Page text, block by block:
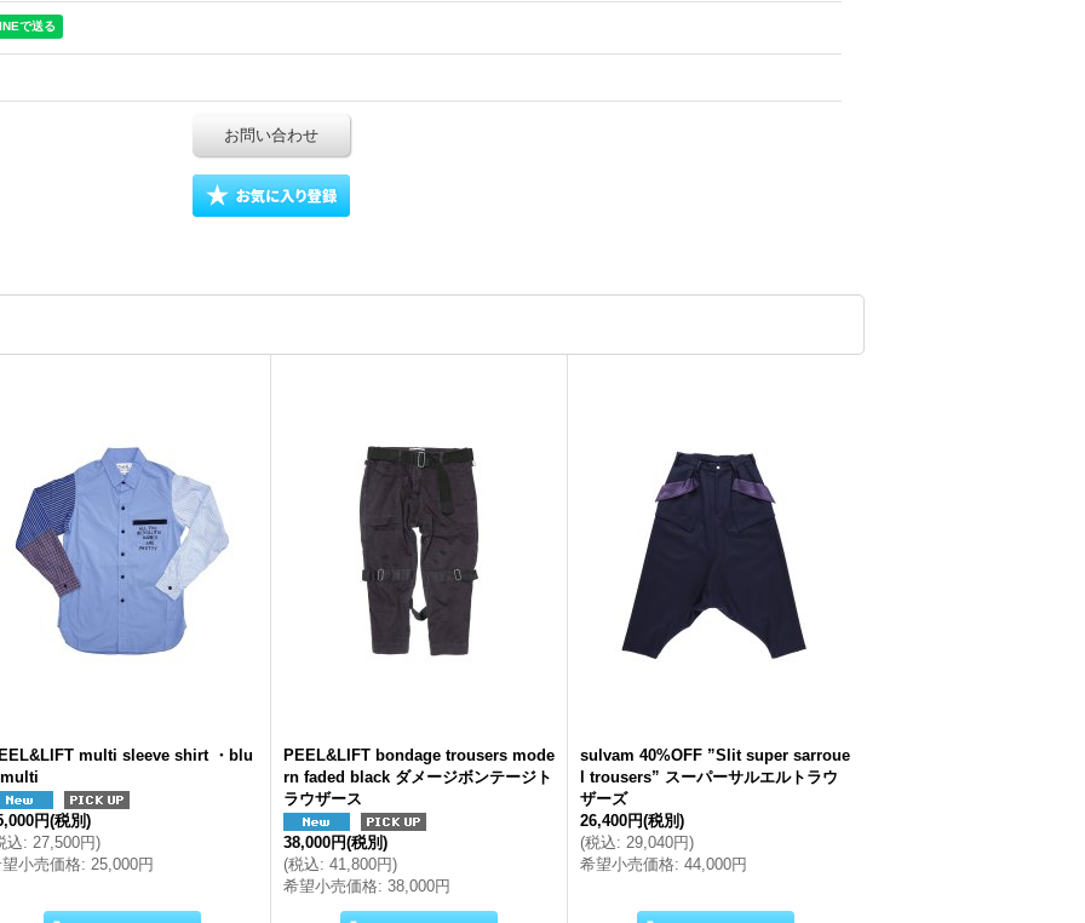
お問い合わせ
multi sleeve shirt ・blu
円(税別)
込: 27,500円)
小売価格: 25,000円
PEEL&LIFT bondage trousers mode
rn faded black ダメージボンテージト
ラウザース
38,000円(税別)
(税込: 41,800円)
希望小売価格: 38,000円
sulvam 40%OFF ”Slit super sarroue
l trousers” スーパーサルエルトラウ
ザーズ
26,400円(税別)
(税込: 29,040円)
希望小売価格: 44,000円